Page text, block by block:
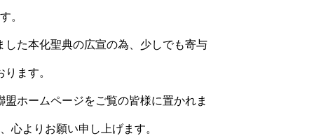
。
た本化聖典の広宣の為、少しでも寄与
ます。
ホームページをご覧の皆様に置かれま
心よりお願い申し上げます。